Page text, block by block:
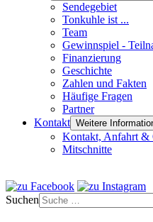
Sendegebiet
Tonkuhle ist ...
Team
Gewinnspiel -
Finanzierung
Geschichte
Zahlen und Fakten
Häufige Fragen
Partner
Kontakt Weitere
Kontakt, Anfahrt &
Mitschnitte
Suchen